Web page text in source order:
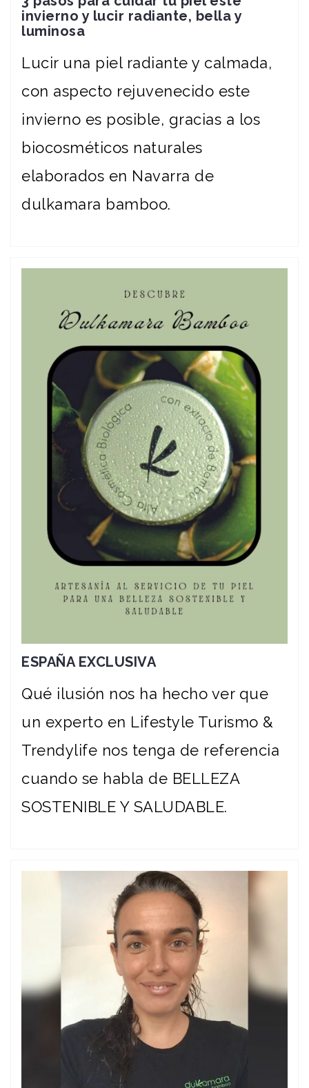
invierno y lucir radiante, bella y
luminosa
Lucir una piel radiante y calmada,
con aspecto rejuvenecido este
invierno es posible, gracias a los
biocosméticos naturales
elaborados en Navarra de
dulkamara bamboo.
ESPAÑA EXCLUSIVA
Qué ilusión nos ha hecho ver que
un experto en Lifestyle Turismo &
Trendylife nos tenga de referencia
cuando se habla de BELLEZA
SOSTENIBLE Y SALUDABLE.